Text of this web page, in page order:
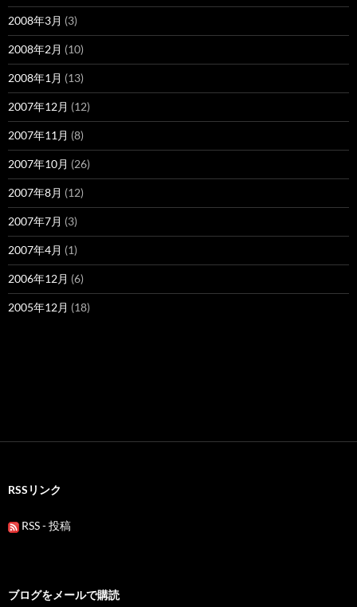
2008年3月 (3)
2008年2月 (10)
2008年1月 (13)
2007年12月 (12)
2007年11月 (8)
2007年10月 (26)
2007年8月 (12)
2007年7月 (3)
2007年4月 (1)
2006年12月 (6)
2005年12月 (18)
RSSリンク
RSS - 投稿
ブログをメールで購読